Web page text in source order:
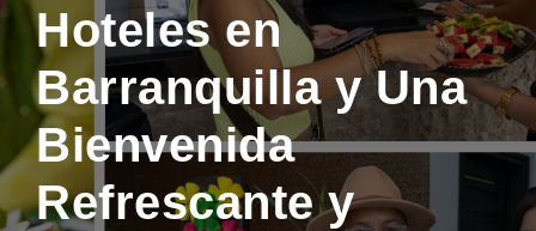
Hoteles en
Barranquilla y Una
Bienvenida
Refrescante y